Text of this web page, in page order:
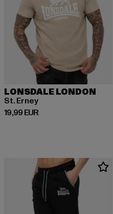
LONSDALE LONDON
St. Erney
19,99 EUR
Prix courant: 19,99 EUR